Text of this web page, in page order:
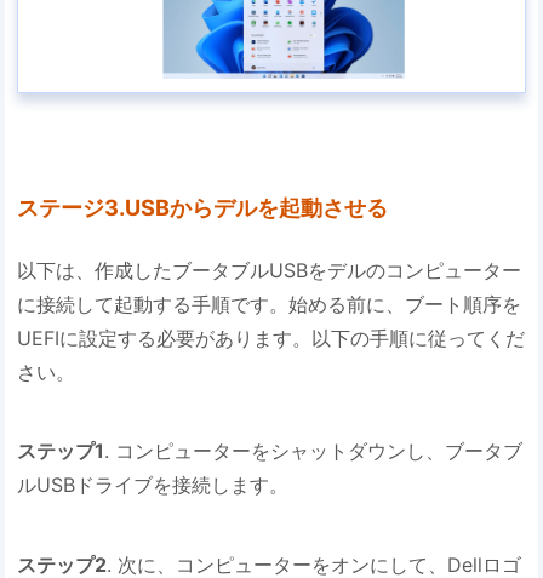
ステージ3.USBからデルを起動させる
以下は、作成したブータブルUSBをデルのコンピューター
に接続して起動する手順です。始める前に、ブート順序を
UEFIに設定する必要があります。以下の手順に従ってくだ
さい。
ステップ1. コンピューターをシャットダウンし、ブータブ
ルUSBドライブを接続します。
ステップ2. 次に、コンピューターをオンにして、Dellロゴ